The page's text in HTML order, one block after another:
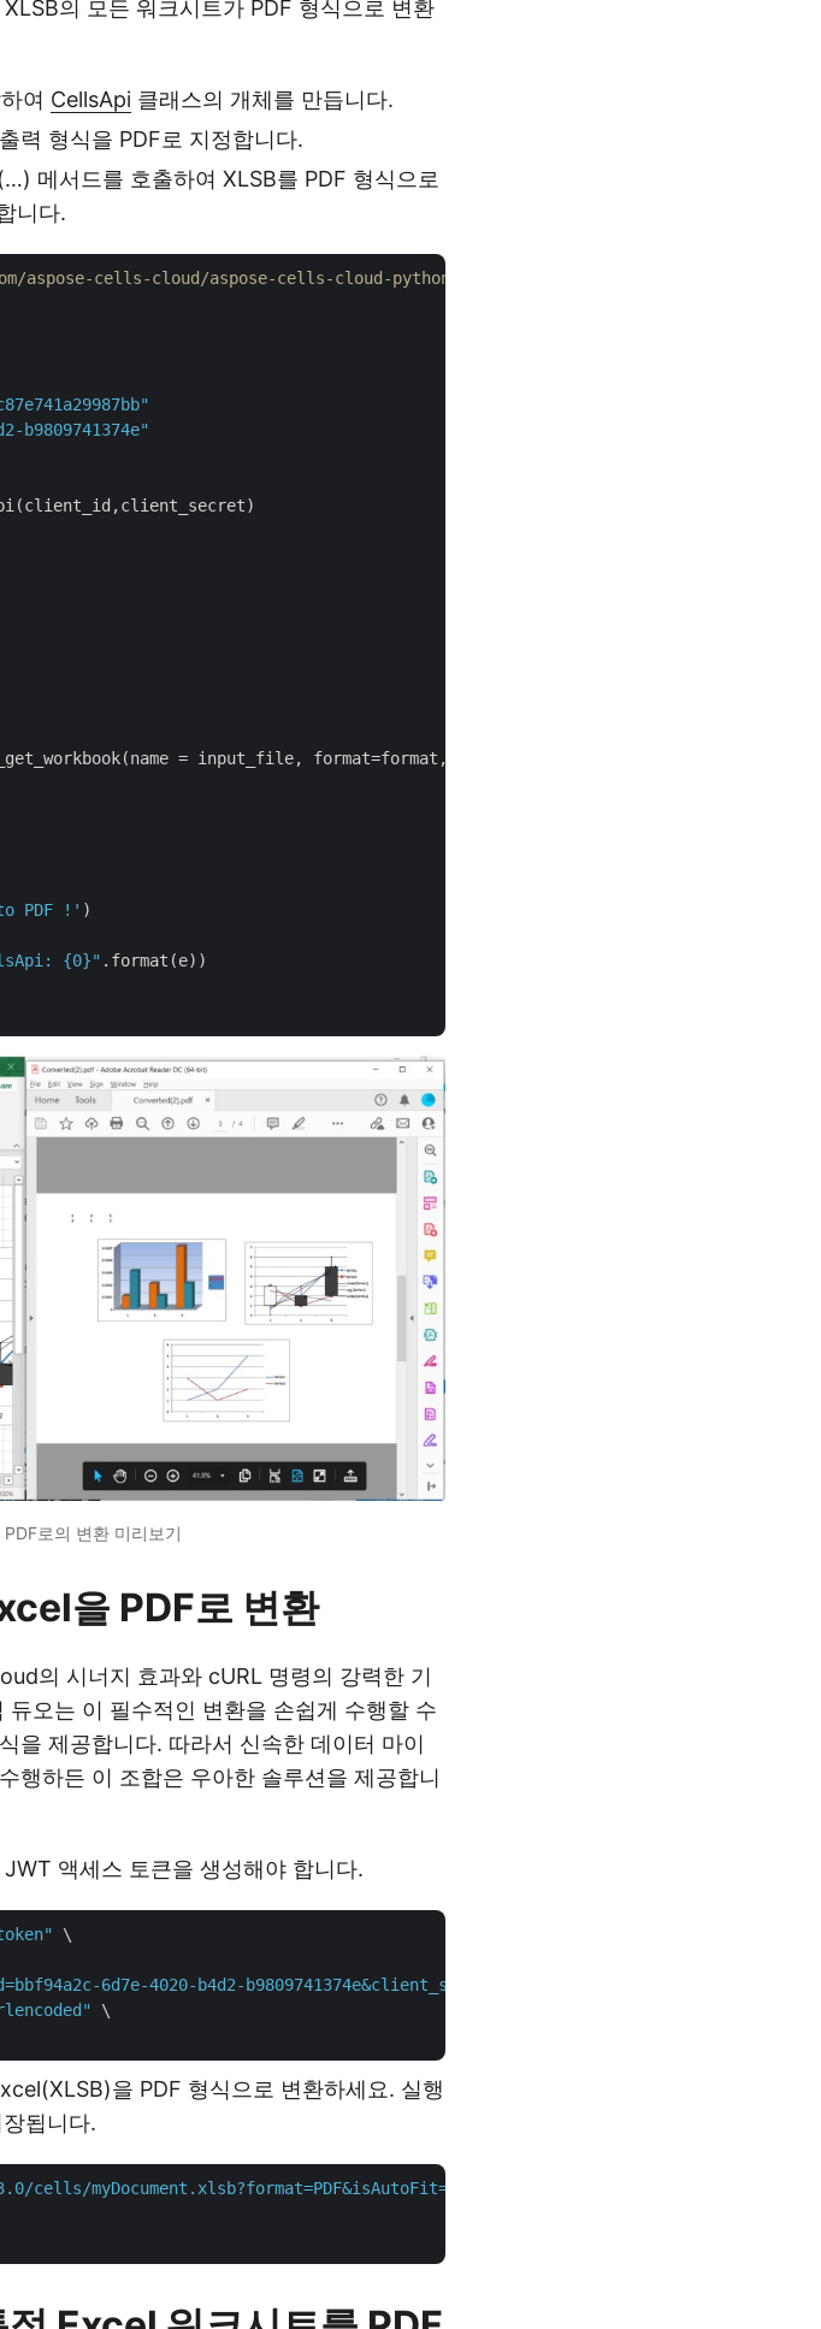
의 모든 워크시트가 PDF 형식으로 변환
여 CellsApi 클래스의 개체를 만듭니다.
력 형식을 PDF로 지정합니다.
메서드를 호출하여 XLSB를 PDF 형식으로
니다.
aspose-cells-cloud/aspose-cells-cloud-python을 방문하세요.
b9809741374e"
= input_file, format=format, out_path=output)
PDF !' )
{0}" .format(e))
로의 변환 미리보기
을 PDF로 변환
의 시너지 효과와 cURL 명령의 강력한 기
오는 이 필수적인 변환을 손쉽게 수행할 수
을 제공합니다. 따라서 신속한 데이터 마이
행하든 이 조합은 우아한 솔루션을 제공합니
액세스 토큰을 생성해야 합니다.
\
6d7e-4020-b4d2-
\
을 PDF 형식으로 변환하세요. 실행
됩니다.